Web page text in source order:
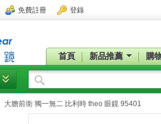
免費註冊 登錄
首頁 新品推薦 購
大膽前衛 獨一無二 比利時 theo 眼鏡 95401